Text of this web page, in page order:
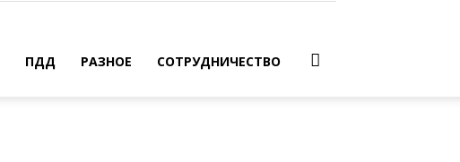
ПДД РАЗНОЕ СОТРУДНИЧЕСТВО